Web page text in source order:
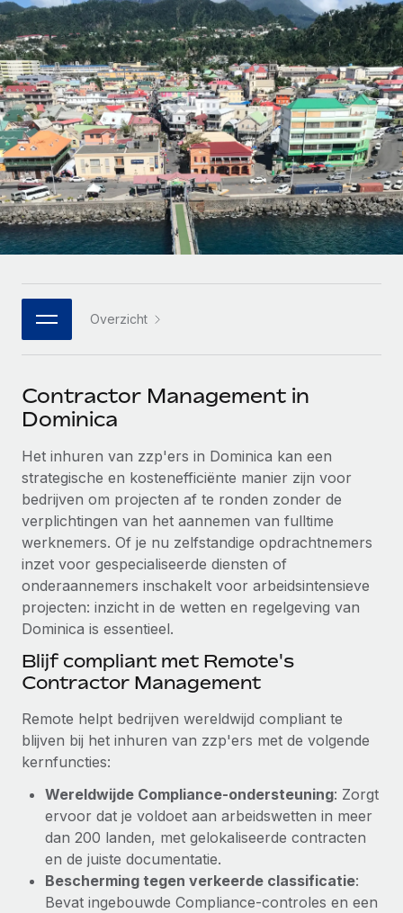
Zzp'ers internationaal onboarden en beheren
PEO
Ingewikkelde HR-taken eenvoudig uitbesteden
INFRASTRUCTUUR
Remote Embedded
HR naadloos in workflows integreren
Platform
Ingebouwde essentiële HR-functies voor je team
Integraties
DIENSTEN
Krijg hulp van global HR- en juridische experts
Achtergrondonderzoek
Vereenvoudig het screeningsproces van
kandidaten
Compliance Watchtower
Blijf compliance-risico's voor
Apparaatbeheer
Lever en track wereldwijd IT-middelen
Entiteiten oprichten
Stel snel compliant entiteiten op
Mobiliteit en overplaatsing
Plaats werknemers moeiteloos over
Secundaire arbeidsvoorwaarden
Eenvoudig secundaire arbeidsvoorwaarden
beheren
GROEIFASE
Start-ups
Flexibele global HR en payroll solutions voor groeiende
bedrijven
Mid-market
Teams uitbreiden met HR solutions op maat
Enterprise
Global HR voor grote bedrijven
WERK MET ONS SAMEN
Strategische technologiepartners
Een partner worden
Ontdek hoe je met ons kunt samenwerken
Integraties en advies over AI-automatiseringen
CASESTUDY'S
Betalingscalculator voor zzp'ers
Ontdek valuta-opties en betaalsnelheden voor
internationale zzp'ers
LEREN MET REMOTE
Onderzoek en gidsen
Casestudy's
HR-woordenlijst
Checklists en templates
Webinars
Newsroom
Inzichtencentrum
Support
Alle bronnen bekijken
BLOG
Global Payroll
EOR en PEO
Contractor Management
Belastingen
Naar de blog
BLOG
Productupdates van Remote: Gusto- en Xero-
integraties en Contractor Management Plus
Nederlands
Français
Deutsch
Español
Italiano
Português (Portugal)
日本語
한국어
Inloggen
Overzicht
Contractor Management in
Dominica
Het inhuren van zzp'ers in Dominica kan een
strategische en kostenefficiënte manier zijn voor
bedrijven om projecten af te ronden zonder de
verplichtingen van het aannemen van fulltime
werknemers. Of je nu zelfstandige opdrachtnemers
inzet voor gespecialiseerde diensten of
onderaannemers inschakelt voor arbeidsintensieve
projecten: inzicht in de wetten en regelgeving van
Dominica is essentieel.
Blijf compliant met Remote's
Contractor Management
Remote helpt bedrijven wereldwijd compliant te
blijven bij het inhuren van zzp'ers met de volgende
kernfuncties:
Wereldwijde Compliance-ondersteuning: Zorgt
ervoor dat je voldoet aan arbeidswetten in meer
dan 200 landen, met gelokaliseerde contracten
en de juiste documentatie.
Bescherming tegen verkeerde classificatie:
Bevat ingebouwde Compliance-controles en een